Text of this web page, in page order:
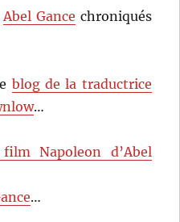
Abel Gance chroniqués
blog de la traductrice
…
Napoleon d’Abel
…